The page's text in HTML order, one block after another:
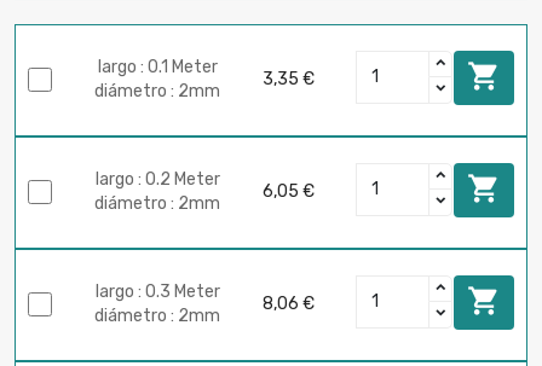
largo : 0.1 Meter
diámetro : 2mm
3,35 € 
largo : 0.2 Meter
diámetro : 2mm
6,05 € 
largo : 0.3 Meter
diámetro : 2mm
8,06 € 